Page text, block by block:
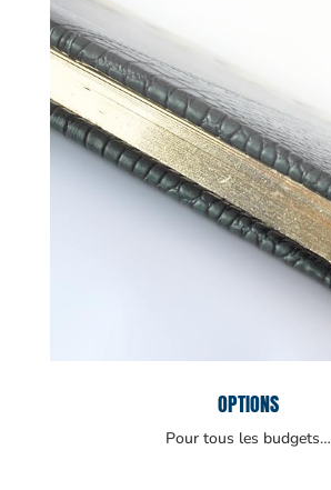
OPTIONS
Pour tous les budgets…